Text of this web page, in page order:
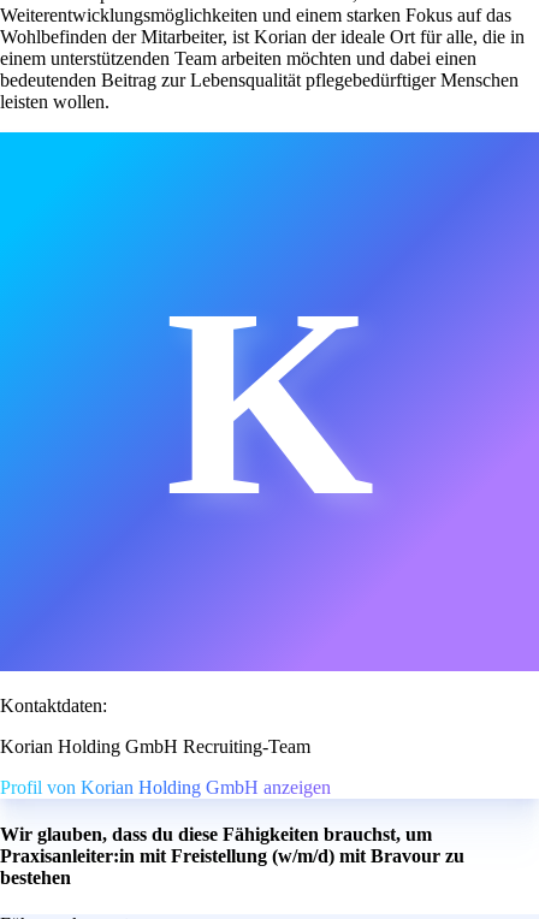
Weiterentwicklungsmöglichkeiten und einem starken Fokus auf das
Wohlbefinden der Mitarbeiter, ist Korian der ideale Ort für alle, die in
einem unterstützenden Team arbeiten möchten und dabei einen
bedeutenden Beitrag zur Lebensqualität pflegebedürftiger Menschen
leisten wollen.
K
Kontaktdaten:
Korian Holding GmbH Recruiting-Team
Profil von Korian Holding GmbH anzeigen
Wir glauben, dass du diese Fähigkeiten brauchst, um
Praxisanleiter:in mit Freistellung (w/m/d) mit Bravour zu
bestehen